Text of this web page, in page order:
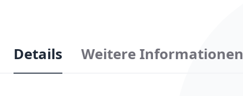
Details Weitere Informationen